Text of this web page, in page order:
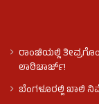
ರಾಂಚಿಯಲ್ಲಿ
ಲಾಠಿಚಾರ್ಜ್!
ಬೆಂಗಳೂರಲ್ಲಿ ಖಾಲಿ